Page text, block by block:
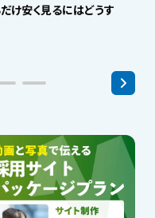
け安く見るにはどうす